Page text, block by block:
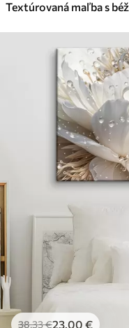
38.33€23.00 €